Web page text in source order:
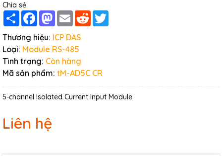
Chia sẻ
Share FacebookMastodon
Email Reddit
Thương hiệu: ICP DAS
Loại: Module RS-485
Tình trạng: Còn hàng
Mã sản phẩm: tM-AD5C CR
5-channel Isolated Current Input Module
Liên hệ